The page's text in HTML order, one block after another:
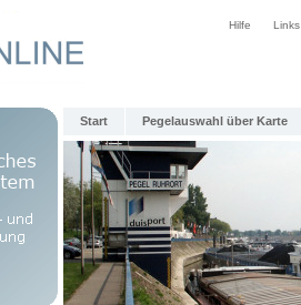
Hilfe Links
Start Pegelauswahl über Karte